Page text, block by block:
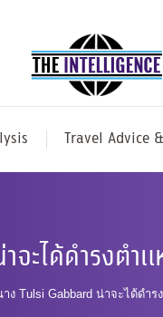
Travel Advice
ะได้ดำรงตำ
าง Tulsi Gabbard น่าจะได้ดำ